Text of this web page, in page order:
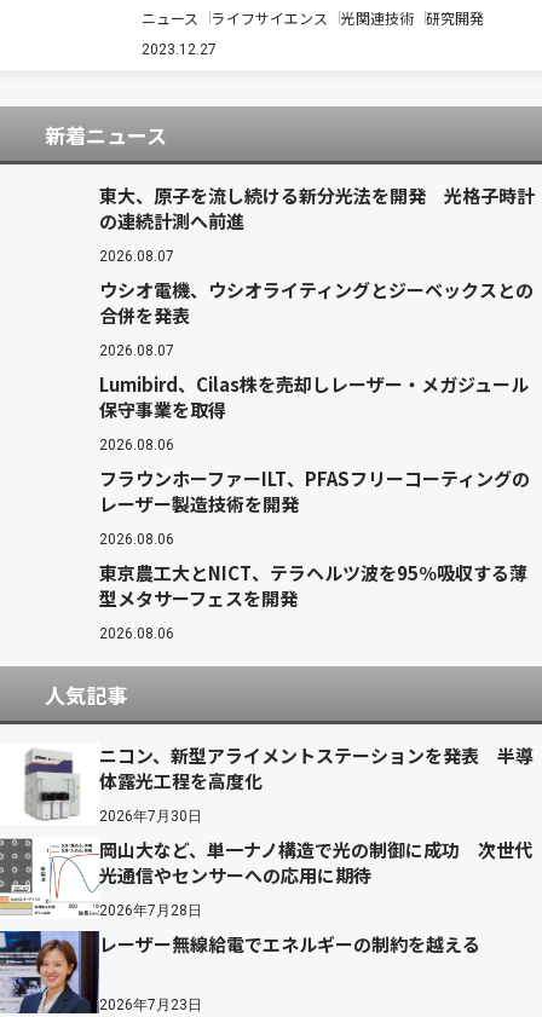
質が窒素利用を制御する際の作用メカニズムを解
明した（ニュースリリース）。 光合成細菌の一種
ニュース ライフサイエンス 光関連技術 研究開発
2023.12.27
新着ニュース
東大、原子を流し続ける新分光法を開発 光格子時計
の連続計測へ前進
2026.08.07
ウシオ電機、ウシオライティングとジーベックスとの
合併を発表
2026.08.07
Lumibird、Cilas株を売却しレーザー・メガジュール
保守事業を取得
2026.08.06
フラウンホーファーILT、PFASフリーコーティングの
レーザー製造技術を開発
2026.08.06
東京農工大とNICT、テラヘルツ波を95％吸収する薄
型メタサーフェスを開発
2026.08.06
人気記事
ニコン、新型アライメントステーションを発表 半導
体露光工程を高度化
2026年7月30日
岡山大など、単一ナノ構造で光の制御に成功 次世代
光通信やセンサーへの応用に期待
2026年7月28日
レーザー無線給電でエネルギーの制約を越える
2026年7月23日